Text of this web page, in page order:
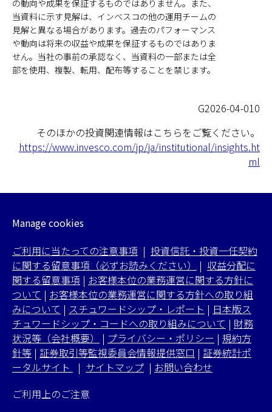
の動向や成果を保証するものではありません。また、
当資料に示す見解は、インベスコの他の運用チームの
見解と異なる場合があります。過去のパフォーマンス
や動向は将来の収益や成果を保証するものではありま
せん。当社の事前の承認なく、当資料の一部または全
部を使用、複製、転用、配布等することを禁じます。
G2026-04-010
そのほかの投資関連情報はこちらをご覧ください。
https://www.invesco.com/jp/ja/institutional/insights.ht
ml
Manage cookies
ご利用に当たっての注意事項 | 投資信託・投資一任契約
に関する留意事項（必ずお読みください）
| 収益分配に
関する留意事項 | お客様本位の業務運営に関する方針に
ついて | お客様本位の業務運営に関する方針への取り組
みについて | スチュワードシップ・レポート | 日本版ス
チュワードシップ・コードへの取り組みについて | 財務
状況等（会社概要）
| プライバシー・ポリシー | 規約方
針等 | 証券取引等監視委員会情報提供窓口 | 証券統計ポ
ータルサイト
| サイトマップ | お問い合わせ
ご利用上のご注意